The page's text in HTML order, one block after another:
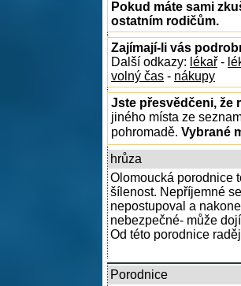
Pokud máte sami
ostatním rodičům.
Zajímají-li vás
Další odkazy: lékař -
volný čas - nákupy
Jste přesvědčeni, že
jiného místa ze
pohromadě. Vybrané
hrůza
Olomoucká porodnice
šílenost. Nepříjemné
nepostupoval a
nebezpečné- může
Od této porodnice
Porodnice